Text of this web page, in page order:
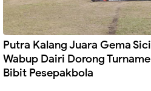
Putra Kalang Juara Gema
Wabup Dairi Dorong
Bibit Pesepakbola